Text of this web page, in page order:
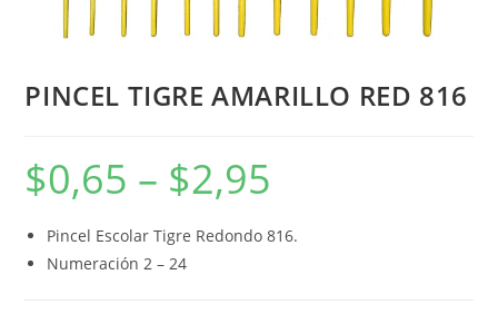
PINCEL TIGRE AMARILLO RED 816
$0,65 – $2,95
Pincel Escolar Tigre Redondo 816.
Numeración 2 – 24